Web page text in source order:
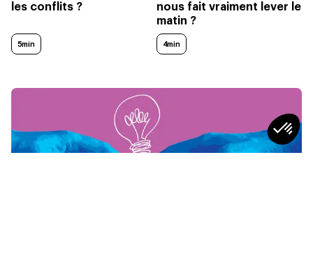
les conflits ?
5min
nous fait vraiment lever le
matin ?
4min